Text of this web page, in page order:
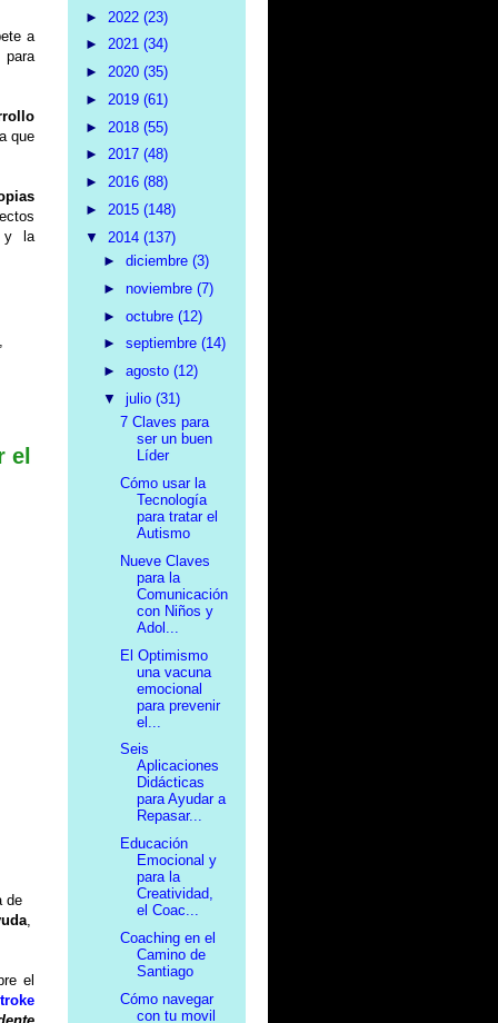
a
que
y la
,
el
de
,
el
► 2022 (23)
► 2021 (34)
► 2020 (35)
► 2019 (61)
► 2018 (55)
► 2017 (48)
► 2016 (88)
► 2015 (148)
▼ 2014 (137)
► diciembre (3)
► noviembre (7)
► octubre (12)
► septiembre (14)
► agosto (12)
▼ julio (31)
7 Claves para
ser un buen
Líder
Cómo usar la
Tecnología
para tratar el
Autismo
Nueve Claves
para la
Comunicación
con Niños y
Adol...
El Optimismo
una vacuna
emocional
para prevenir
el...
Seis
Aplicaciones
Didácticas
para Ayudar a
Repasar...
Educación
Emocional y
para la
Creatividad,
el Coac...
Coaching en el
Camino de
Santiago
Cómo navegar
con tu movil